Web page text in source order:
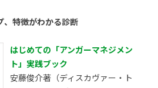
、特徴がわかる診断
はじめての「アンガーマネジメン
ト」実践ブック
安藤俊介著（ディスカヴァー・ト